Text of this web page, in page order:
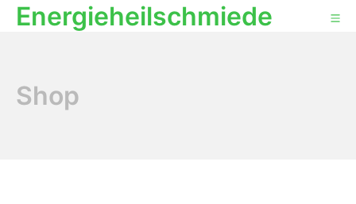
Energieheilschmiede
Shop